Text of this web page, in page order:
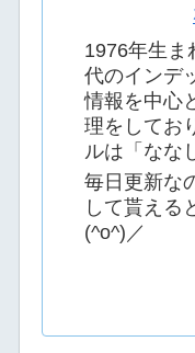
1976年生ま
代のインデ
情報を中心
理をしてお
ルは「なな
毎日更新な
して貰える
(^o^)／